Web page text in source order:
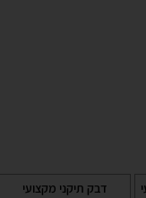
דבק תיקני מקצועי